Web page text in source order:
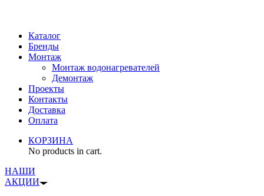
Каталог
Бренды
Монтаж
Монтаж водонагревателей
Демонтаж
Проекты
Контакты
Доставка
Оплата
КОРЗИНА
No products in cart.
НАШИ
АКЦИИ